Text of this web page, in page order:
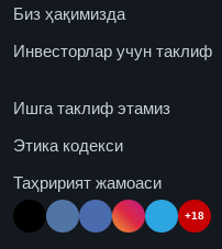
Биз ҳақимизда
Инвесторлар учун таклиф
Ишга таклиф этамиз
Этика кодекси
Таҳририят жамоаси
+18